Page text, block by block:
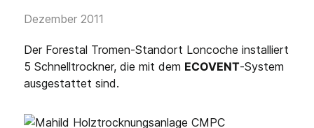
Dezember 2011
Der Forestal Tromen-Standort Loncoche installiert
5 Schnelltrockner, die mit dem ECOVENT-System
ausgestattet sind.